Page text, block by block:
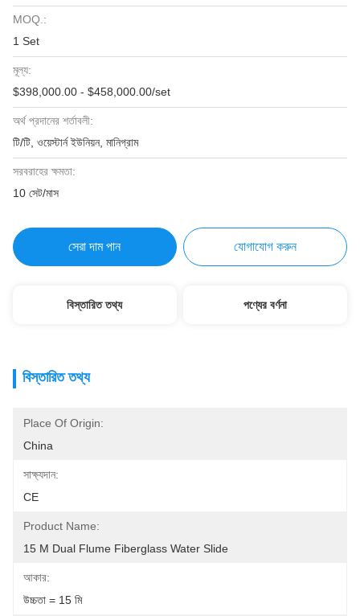
MOQ.:
1 Set
মূল্য:
$398,000.00 - $458,000.00/set
অর্থ প্রদানের শর্তাবলী:
টি/টি, ওয়েস্টার্ন ইউনিয়ন, মানিগ্রাম
সরবরাহের ক্ষমতা:
10 সেট/মাস
সেরা দাম পান যোগাযোগ করুন
বিস্তারিত তথ্য পণ্যের বর্ণনা
বিস্তারিত তথ্য
Place Of Origin:
China
সাক্ষ্যদান:
CE
Product Name:
15 M Dual Flume Fiberglass Water Slide
আকার:
উচ্চতা = 15 মি